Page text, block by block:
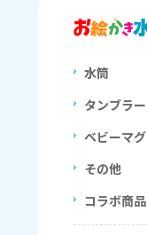
水筒
タンブラー
ベビーマグ
その他
コラボ商品